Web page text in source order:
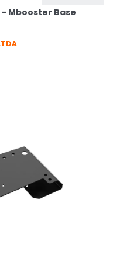
Mbooster Base